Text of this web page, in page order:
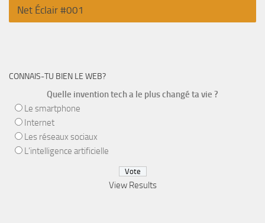
Net Éclair #001
CONNAIS-TU BIEN LE WEB?
Quelle invention tech a le plus changé ta vie ?
Le smartphone
Internet
Les réseaux sociaux
L’intelligence artificielle
View Results